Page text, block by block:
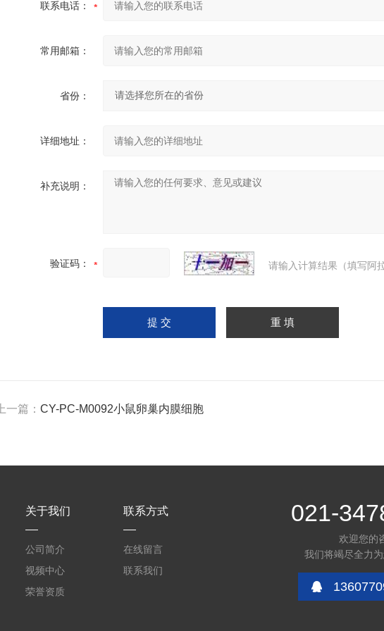
联系电话：
常用邮箱：
省份：
详细地址：
补充说明：
验证码： 请输入计算结果（填写阿
上一篇： CY-PC-M0092小鼠卵巢内膜细胞
关于我们
公司简介
视频中心
荣誉资质
联系方式
在线留言
联系我们
021-
欢迎您的
我们将竭尽全力